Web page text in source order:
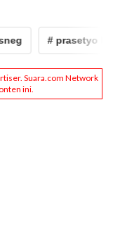
# prasetyo hadi